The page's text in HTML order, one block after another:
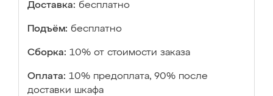
Доставка: бесплатно
Подъём: бесплатно
Сборка: 10% от стоимости заказа
Оплата: 10% предоплата, 90% после
доставки шкафа